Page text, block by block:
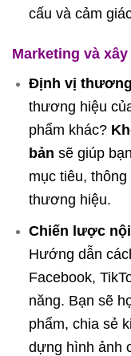
cấu và cảm
Marketing và
Định vị
thương hiệu
phẩm khác?
bản sẽ giúp
mục tiêu,
thương hiệu.
Chiến lược
Hướng dẫn
Facebook,
năng. Bạn sẽ
phẩm, chia sẻ
dựng hình ảnh